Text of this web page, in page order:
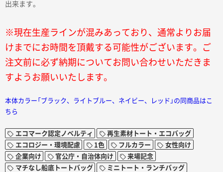
出来ます。
※現在生産ラインが混みあっており、通常よりお届
けまでにお時間を頂戴する可能性がございます。ご
注文前に必ず納期についてお問い合わせいただきま
すようお願いいたします。
本体カラー「ブラック、ライトブルー、ネイビー、レッド」の同商品はこ
ちら
エコマーク認定ノベルティ
再生素材トート・エコバッグ
エコロジー・環境配慮
1色 フルカラー
女性向け
企業向け
官公庁・自治体向け
来場記念
マチなし船底トートバッグ
ミニトート・ランチバッグ